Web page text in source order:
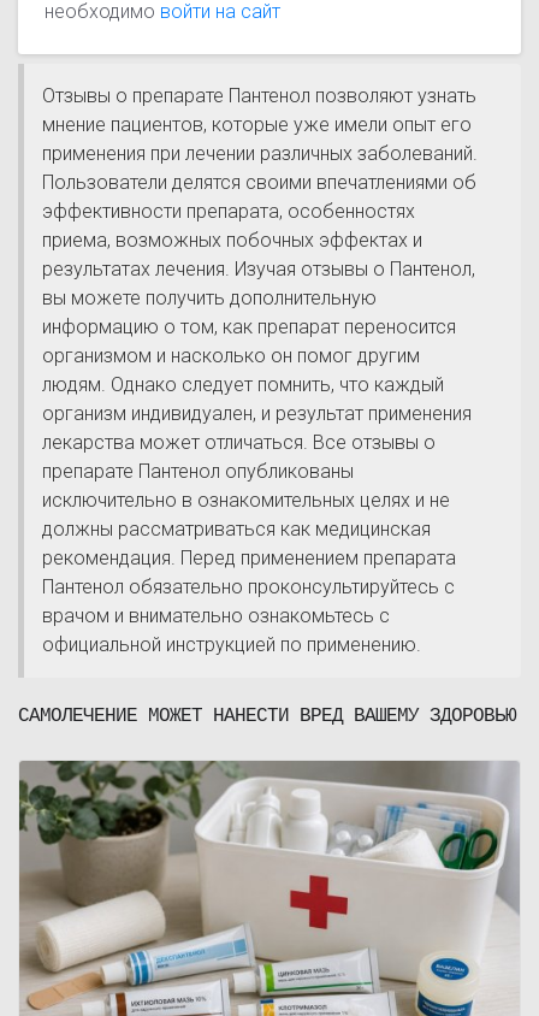
необходимо войти на сайт
Отзывы о препарате Пантенол позволяют узнать
мнение пациентов, которые уже имели опыт его
применения при лечении различных заболеваний.
Пользователи делятся своими впечатлениями об
эффективности препарата, особенностях
приема, возможных побочных эффектах и
результатах лечения. Изучая отзывы о Пантенол,
вы можете получить дополнительную
информацию о том, как препарат переносится
организмом и насколько он помог другим
людям. Однако следует помнить, что каждый
организм индивидуален, и результат применения
лекарства может отличаться. Все отзывы о
препарате Пантенол опубликованы
исключительно в ознакомительных целях и не
должны рассматриваться как медицинская
рекомендация. Перед применением препарата
Пантенол обязательно проконсультируйтесь с
врачом и внимательно ознакомьтесь с
официальной инструкцией по применению.
САМОЛЕЧЕНИЕ МОЖЕТ НАНЕСТИ ВРЕД ВАШЕМУ ЗДОРОВЬЮ